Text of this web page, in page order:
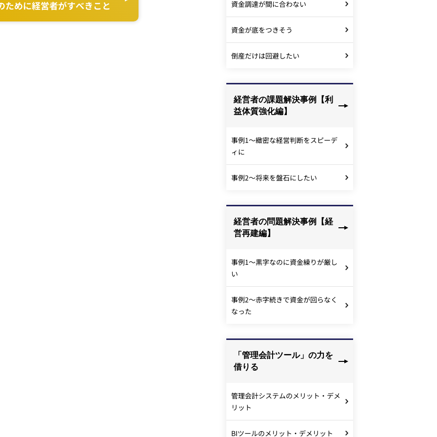
ために経営者がすべきこと 資金調達が間に合わない
資金が底をつきそう
倒産だけは回避したい
経営者の課題解決事例【利
益体質強化編】
事例1～緻密な経営判断をスピーデ
ィに
事例2～将来を盤石にしたい
経営者の問題解決事例【経
営再建編】
事例1～黒字なのに資金繰りが厳し
い
事例2～赤字続きで資金が回らなく
なった
「管理会計ツール」の力を
借りる
管理会計システムのメリット・デメ
リット
BIツールのメリット・デメリット